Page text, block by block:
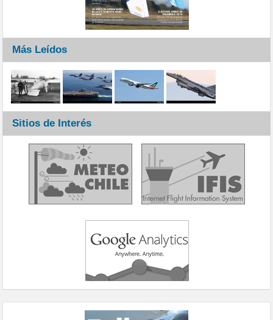
Más Leídos
Sitios de Interés